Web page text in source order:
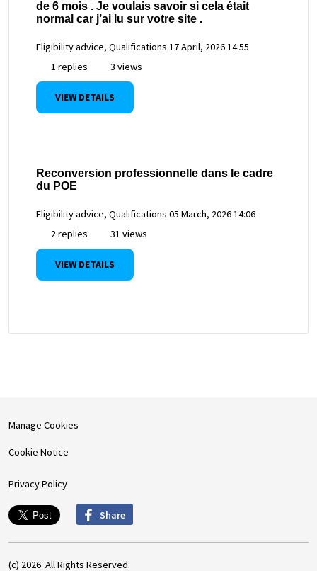
de 6 mois . Je voulais savoir si cela était
normal car j’ai lu sur votre site .
Eligibility advice, Qualifications 17 April, 2026 14:55
1 replies
3 views
VIEW DETAILS
Reconversion professionnelle dans le cadre
du POE
Eligibility advice, Qualifications 05 March, 2026 14:06
2 replies
31 views
VIEW DETAILS
Manage Cookies
Cookie Notice
Privacy Policy
Share
(c) 2026. All Rights Reserved.